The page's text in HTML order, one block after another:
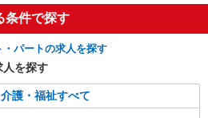
(ガソリン代含む)＞
市花畑
条件で探す
パートの求人を探す
人を探す
護・福祉すべて